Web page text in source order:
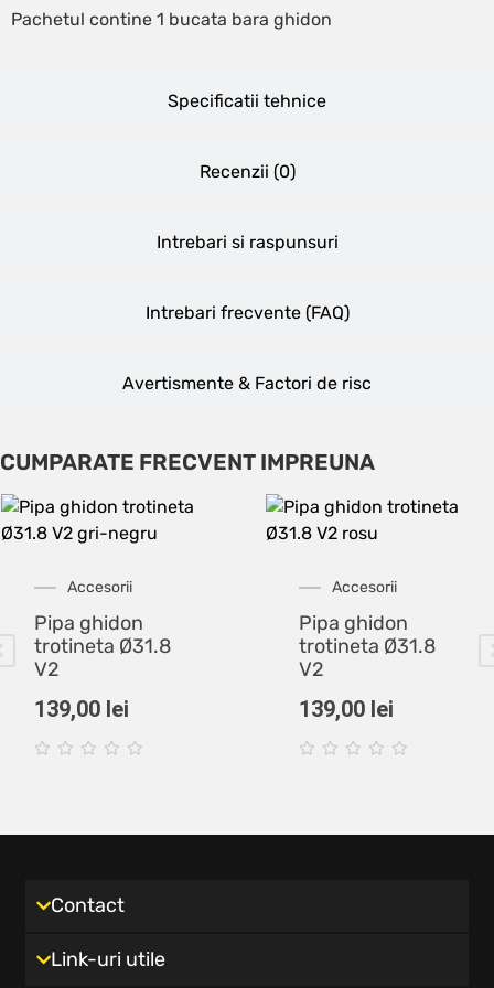
Specificatii tehnice
Recenzii (0)
Intrebari si raspunsuri
Intrebari frecvente (FAQ)
Avertismente & Factori de risc
Pachetul contine 1 bucata bara ghidon
CUMPARATE FRECVENT IMPREUNA
Accesorii
Pipa ghidon
trotineta Ø31.8
V2
139,00 lei
Accesorii
Pipa ghidon
trotineta Ø31.8
V2
139,00 lei
Contact
Link-uri utile